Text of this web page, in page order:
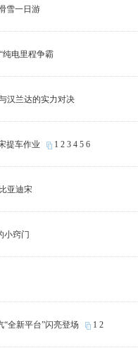
雪一日游
纯电里程争霸
汉兰达的实力对决
提车作业 1 2 3 4 5 6
亚迪宋
小窍门
全新平台”闪亮登场 1 2